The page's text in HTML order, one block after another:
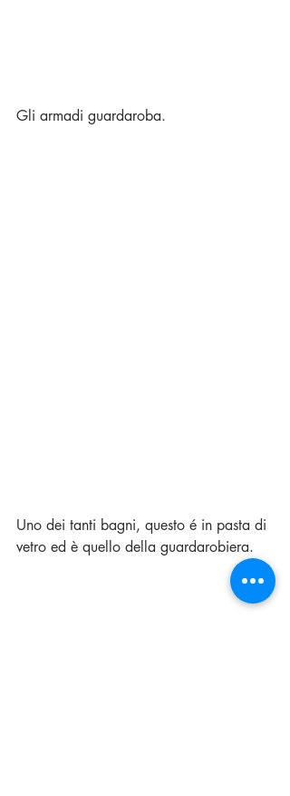
Gli armadi guardaroba.
Uno dei tanti bagni, questo é in pasta di
vetro ed è quello della guardarobiera.